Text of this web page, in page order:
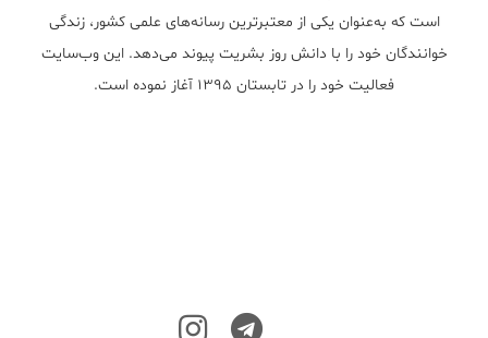
است که به‌عنوان یکی از معتبر‌ترین رسانه‌های علمی کشور، زندگی
خوانندگان خود را با دانش روز بشریت پیوند می‌دهد. این وب‌سایت
فعالیت خود را در تابستان ۱۳۹۵ آغاز نموده است.